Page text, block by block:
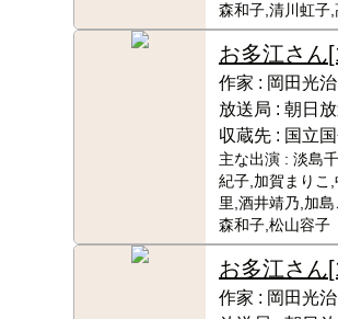
森和子,清川虹子
お多江さん
作家 : 岡田光治
放送局 : 朝日
収蔵先 : 国立
主な出演 : 淡島
紀子,加賀まりこ
里,酒井靖乃,加
森和子,松山容子
お多江さん
作家 : 岡田光治